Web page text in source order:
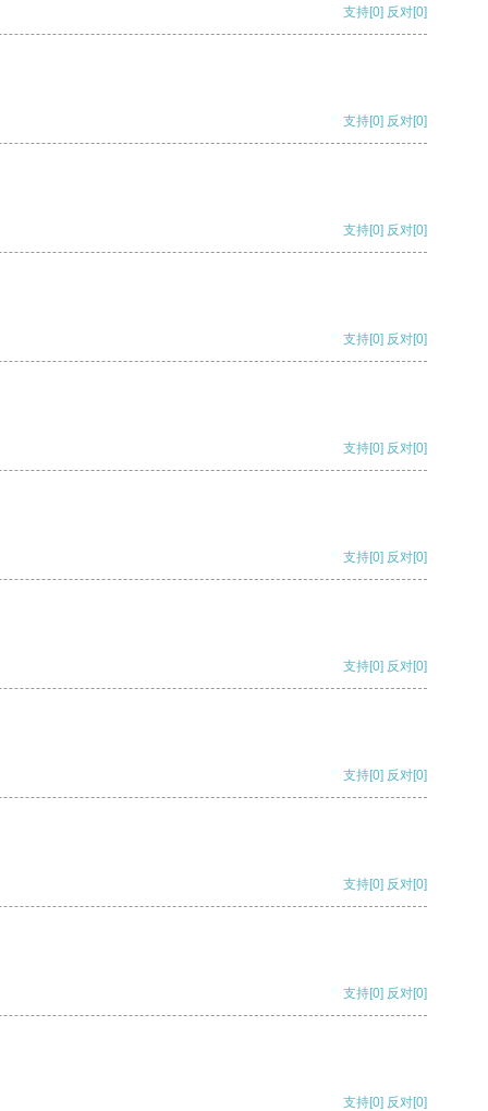
支持[0] 反对[0]
支持[0] 反对[0]
支持[0] 反对[0]
支持[0] 反对[0]
支持[0] 反对[0]
支持[0] 反对[0]
支持[0] 反对[0]
支持[0] 反对[0]
支持[0] 反对[0]
支持[0] 反对[0]
支持[0] 反对[0]